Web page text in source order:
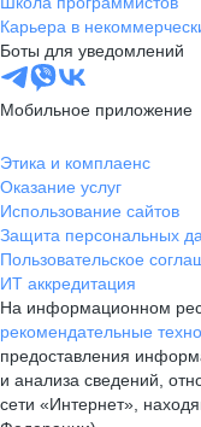
Карьера в
Боты для уведомлений
Мобильное приложение
Этика и комплаенс
Оказание услуг
Использование сайтов
Защита персональных
Пользовательское
ИТ аккредитация
На информационном
рекомендательные
предоставления
и анализа сведений,
сети «Интернет»,